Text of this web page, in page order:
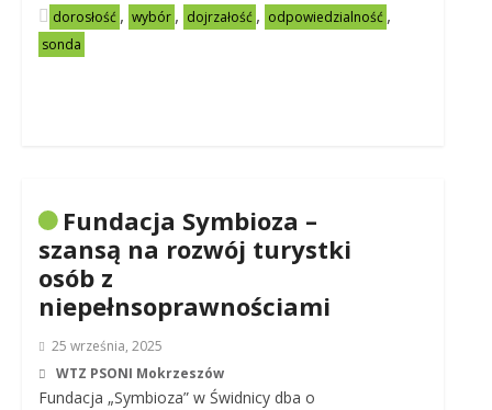
dorosłość , wybór , dojrzałość , odpowiedzialność ,
sonda
Fundacja Symbioza –
szansą na rozwój turystki
osób z
niepełnsoprawnościami
25 września, 2025
WTZ PSONI Mokrzeszów
Fundacja „Symbioza” w Świdnicy dba o